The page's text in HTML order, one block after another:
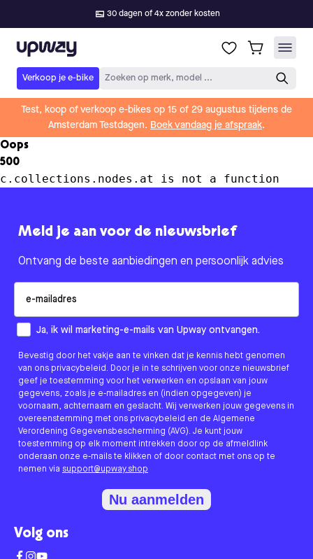
30 dagen of 4x zonder kosten
Upway
Verkoop je e-bike Zoeken op merk, model ...
Test, koop of verkoop e-bikes op 15 of 29 augustus tijdens de
Amsterdam Testdagen. Boek vandaag je afspraak.
Oops
500
c.collections.nodes.at is not a function
Meld je aan voor de nieuwsbrief
Ontvang de beste aanbiedingen en persoonlijk advies
How would you like to hear from us?
Ja, ik wil marketing-e-mails van Upway ontvangen.
Bevestig door het vakje aan te vinken dat je kennis hebt genomen
van ons privacybeleid. Door je in te schrijven voor onze nieuwsbrief
geef je toestemming voor het verwerken en opslaan van jouw
gegevens, zoals je e-mailadres en (indien opgegeven) je
voornaam, achternaam en geslacht. Wij verwerken jouw gegevens in
overeenstemming met ons privacybeleid en de Algemene
Verordening Gegevensbescherming (AVG). Je kunt jouw
toestemming op elk moment intrekken door op de afmeldlink
onderaan onze e-mails te klikken of door contact met ons op te
nemen via support@upway.shop
Nu aanmelden
Volg ons